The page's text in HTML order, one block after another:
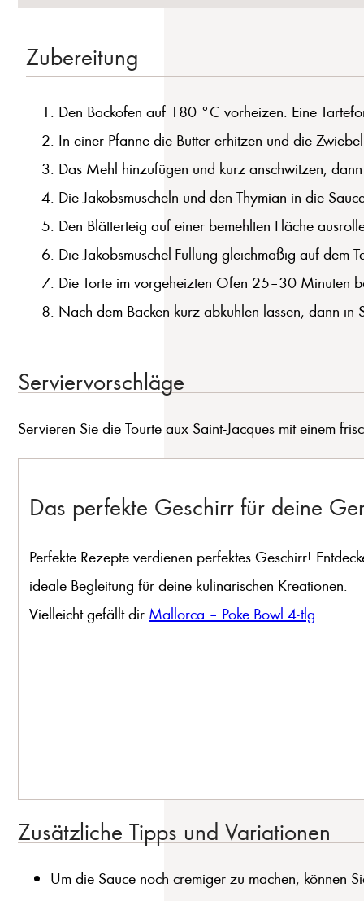
Zubereitung
Den Backofen auf 180 °C vorheizen. Eine
In einer Pfanne die Butter erhitzen und die
Das Mehl hinzufügen und kurz anschwitzen,
Die Jakobsmuscheln und den Thymian in die
Den Blätterteig auf einer bemehlten Fläche
Die Jakobsmuschel-Füllung gleichmäßig auf dem
Die Torte im vorgeheizten Ofen 25–30 Minuten
Nach dem Backen kurz abkühlen lassen, dann in
Serviervorschläge
Servieren Sie die Tourte aux Saint-Jacques mit einem
Das perfekte Geschirr für deine
Perfekte Rezepte verdienen perfektes Geschirr!
ideale Begleitung für deine kulinarischen Kreationen.
Vielleicht gefällt dir Mallorca – Poke Bowl 4-tlg
Zusätzliche Tipps und Variationen
Um die Sauce noch cremiger zu machen, können